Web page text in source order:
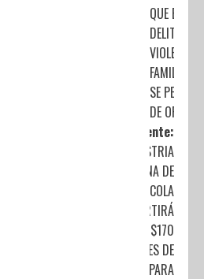
QUE EL
DELITO DE
VIOLENCIA
FAMILIAR
SE PERSIGA
DE OFICIO
Siguiente:
LA INDUSTRIA
MEXICANA DE
COCA-COLA
INVERTIRÁ
MÁS DE $170
MILLONES DE
PESOS PARA